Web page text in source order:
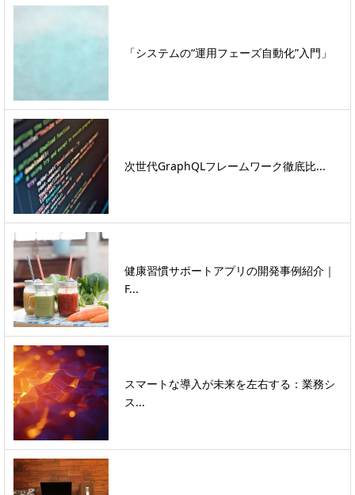
「システムの“運用フェーズ自動化”入門」
次世代GraphQLフレームワーク徹底比...
健康習慣サポートアプリの開発事例紹介｜
F...
スマートな導入が未来を左右する：業務シ
ス...